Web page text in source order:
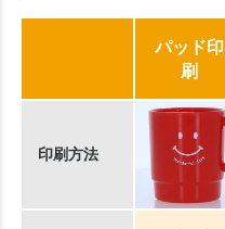
パッド印
刷
印刷方法